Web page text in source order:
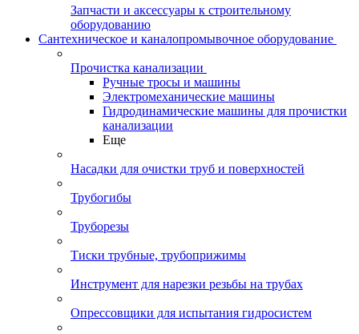
Запчасти и аксессуары к строительному
оборудованию
Сантехническое и каналопромывочное оборудование
Прочистка канализации
Ручные тросы и машины
Электромеханические машины
Гидродинамические машины для прочистки
канализации
Еще
Насадки для очистки труб и поверхностей
Трубогибы
Труборезы
Тиски трубные, трубоприжимы
Инструмент для нарезки резьбы на трубах
Опрессовщики для испытания гидросистем